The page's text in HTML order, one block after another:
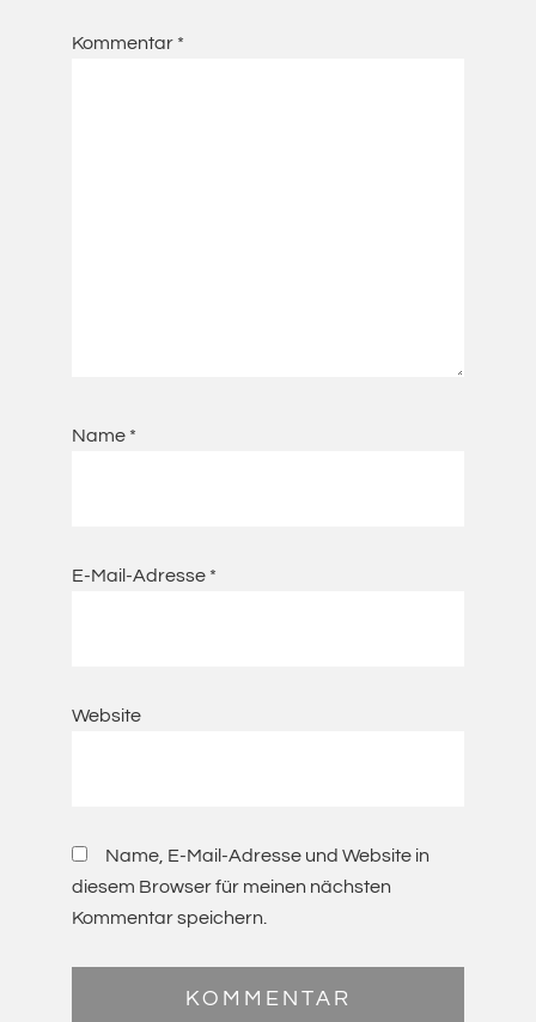
Kommentar *
Name *
E-Mail-Adresse *
Website
Name, E-Mail-Adresse und Website in
diesem Browser für meinen nächsten
Kommentar speichern.